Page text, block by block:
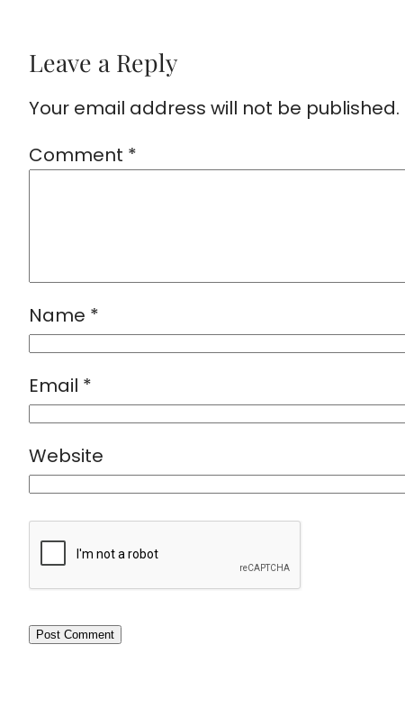
Leave a Reply
Your email address will not be published.
Comment *
Name *
Email *
Website